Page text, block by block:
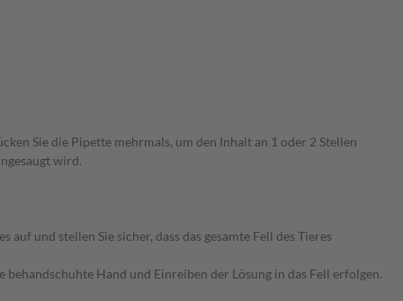
Sie die Pipette mehrmals, um den Inhalt an 1 oder 2 Stellen
wird.
und stellen Sie sicher, dass das gesamte Fell des Tieres
Hand und Einreiben der Lösung in das Fell erfolgen.